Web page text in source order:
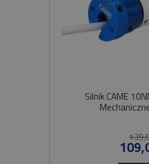
Silnik CAME